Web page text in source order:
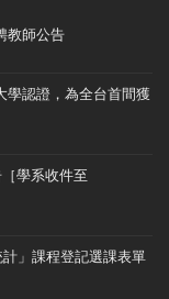
教師公告
學認證，為全台首間獲
學系收件至
」課程登記選課表單